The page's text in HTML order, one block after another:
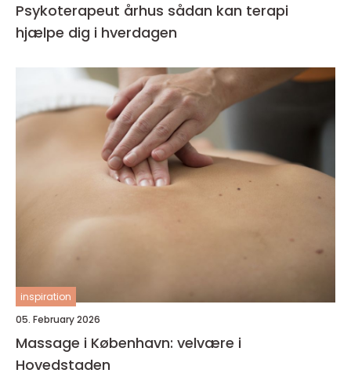
Psykoterapeut århus sådan kan terapi
hjælpe dig i hverdagen
inspiration
05. February 2026
Massage i København: velvære i
Hovedstaden